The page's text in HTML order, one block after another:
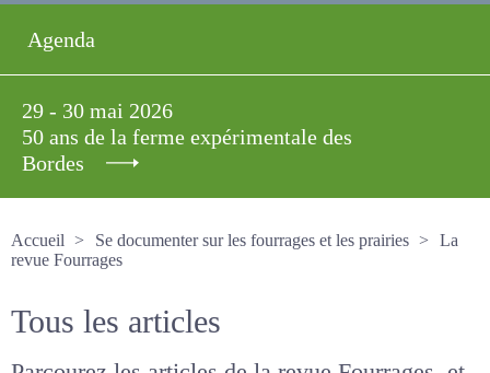
Agenda
29 - 30 mai 2026
50 ans de la ferme expérimentale des
Bordes
Accueil
Se documenter sur les fourrages et les prairies
La revue Fourrages
Tous les articles